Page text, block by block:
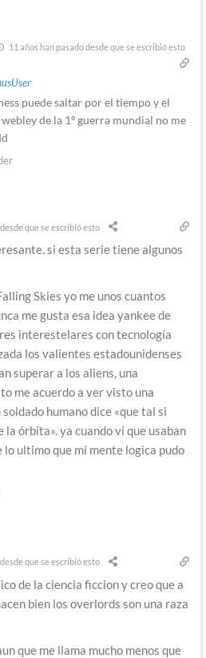
11 años han pasado desde que se escribió esto
puede saltar por el tiempo y el
de la 1º guerra mundial no me
que se escribió esto
si esta serie tiene algunos
Skies yo me unos cuantos
me gusta esa idea yankee de
interestelares con tecnología
los valientes estadounidenses
superar a los aliens, una
me acuerdo a ver visto una
humano dice «que tal si
órbita». ya cuando vi que usaban
lo ultimo que mi mente logica pudo
que se escribió esto
de la ciencia ficcion y creo que a
bien los overlords son una raza
que me llama mucho menos que